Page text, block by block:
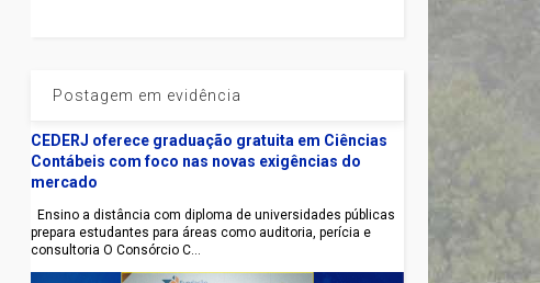
Postagem em evidência
CEDERJ oferece graduação gratuita em Ciências
Contábeis com foco nas novas exigências do
mercado
Ensino a distância com diploma de universidades públicas
prepara estudantes para áreas como auditoria, perícia e
consultoria O Consórcio C...